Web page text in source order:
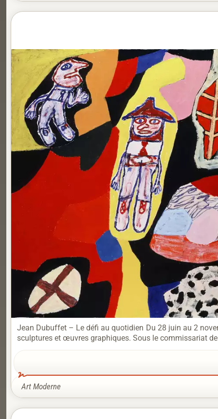
Jean Dubuffet – Le défi au quotidien Du 28 juin au 2
sculptures et œuvres graphiques. Sous le commissariat
Art Moderne